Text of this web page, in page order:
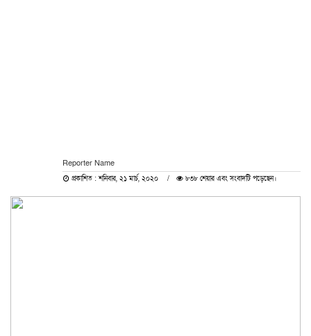
Reporter Name
প্রকাশিত : শনিবার, ২১ মার্চ, ২০২০ ৮৩৮ শেয়ার এবং সংবাদটি পড়েছেন।